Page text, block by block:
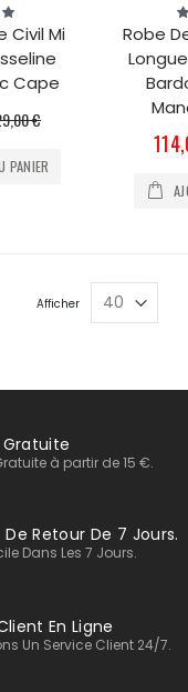
Civil Mi
Cape
€
PANIER
Robe
Prix
Afficher
Gratuite
à partir de 15 €.
Retour De 7 Jours.
Dans Les 7 Jours.
En Ligne
Un Service Client 24/7.